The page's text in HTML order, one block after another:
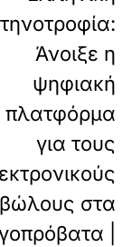
Άνοιξε η
ψηφιακή
πλατφόρμα
για τους
βώλους στα
|